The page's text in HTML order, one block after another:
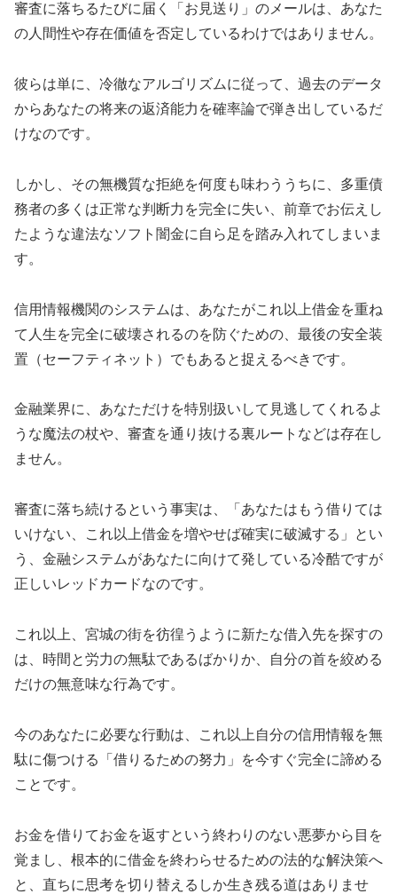
審査に落ちるたびに届く「お見送り」のメールは、あなた
の人間性や存在価値を否定しているわけではありません。
彼らは単に、冷徹なアルゴリズムに従って、過去のデータ
からあなたの将来の返済能力を確率論で弾き出しているだ
けなのです。
しかし、その無機質な拒絶を何度も味わううちに、多重債
務者の多くは正常な判断力を完全に失い、前章でお伝えし
たような違法なソフト闇金に自ら足を踏み入れてしまいま
す。
信用情報機関のシステムは、あなたがこれ以上借金を重ね
て人生を完全に破壊されるのを防ぐための、最後の安全装
置（セーフティネット）でもあると捉えるべきです。
金融業界に、あなただけを特別扱いして見逃してくれるよ
うな魔法の杖や、審査を通り抜ける裏ルートなどは存在し
ません。
審査に落ち続けるという事実は、「あなたはもう借りては
いけない、これ以上借金を増やせば確実に破滅する」とい
う、金融システムがあなたに向けて発している冷酷ですが
正しいレッドカードなのです。
これ以上、宮城の街を彷徨うように新たな借入先を探すの
は、時間と労力の無駄であるばかりか、自分の首を絞める
だけの無意味な行為です。
今のあなたに必要な行動は、これ以上自分の信用情報を無
駄に傷つける「借りるための努力」を今すぐ完全に諦める
ことです。
お金を借りてお金を返すという終わりのない悪夢から目を
覚まし、根本的に借金を終わらせるための法的な解決策へ
と、直ちに思考を切り替えるしか生き残る道はありませ